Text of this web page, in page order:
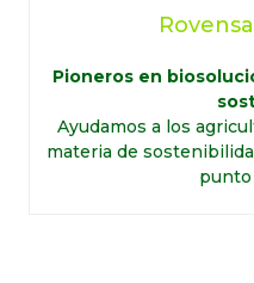
Pioneros en
Ayudamos a los
materia de
punto